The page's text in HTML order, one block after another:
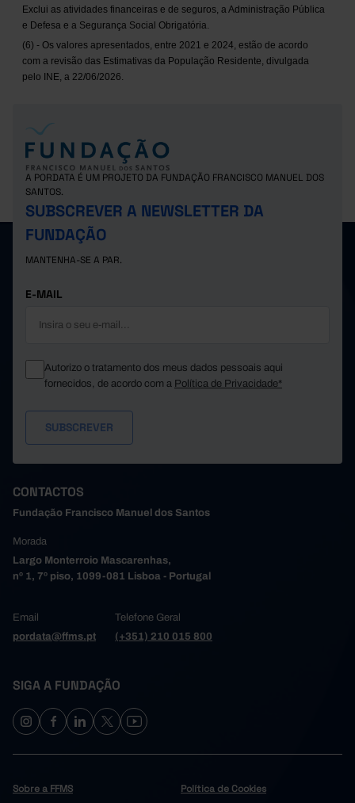
Exclui as atividades financeiras e de seguros, a Administração Pública
e Defesa e a Segurança Social Obrigatória.
(6) - Os valores apresentados, entre 2021 e 2024, estão de acordo
com a revisão das Estimativas da População Residente, divulgada
pelo INE, a 22/06/2026.
A PORDATA É UM PROJETO DA FUNDAÇÃO FRANCISCO MANUEL DOS
SANTOS.
SUBSCREVER A NEWSLETTER DA
FUNDAÇÃO
MANTENHA-SE A PAR.
E-MAIL
Autorizo o tratamento dos meus dados pessoais aqui
fornecidos, de acordo com a Política de Privacidade*
CONTACTOS
Fundação Francisco Manuel dos Santos
Morada
Largo Monterroio Mascarenhas,
nº 1, 7º piso, 1099-081 Lisboa - Portugal
Email
pordata@ffms.pt
Telefone Geral
(+351) 210 015 800
SIGA A FUNDAÇÃO
Sobre a FFMS Política de Cookies